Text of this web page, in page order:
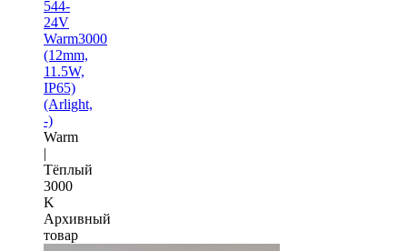
544-
24V
Warm3000
(12mm,
11.5W,
IP65)
(Arlight,
-)
Warm
|
Тёплый
3000
K
Архивный
товар